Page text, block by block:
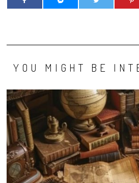
YOU MIGHT BE